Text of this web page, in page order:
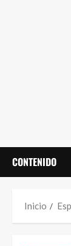
CONTENIDO
Inicio